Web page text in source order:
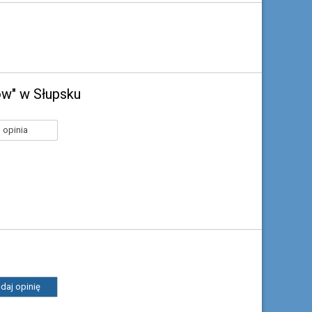
w Słupsku
opinia
opinię